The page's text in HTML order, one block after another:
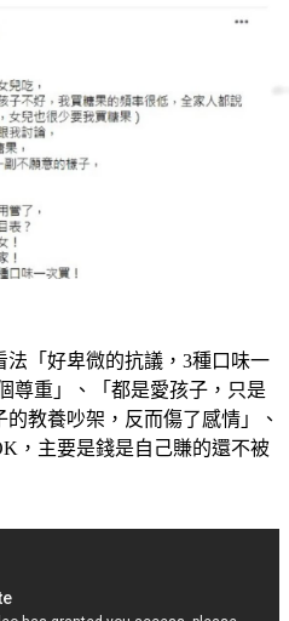
「好卑微的抗議，3種口味一
尊重」、「都是愛孩子，只是
的教養吵架，反而傷了感情」、
，主要是錢是自己賺的還不被